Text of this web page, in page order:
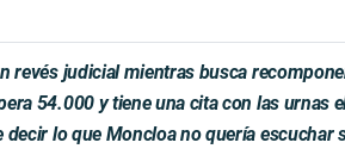
revés judicial mientras busca
54.000 y tiene una cita con las urnas
decir lo que Moncloa no quería escuchar